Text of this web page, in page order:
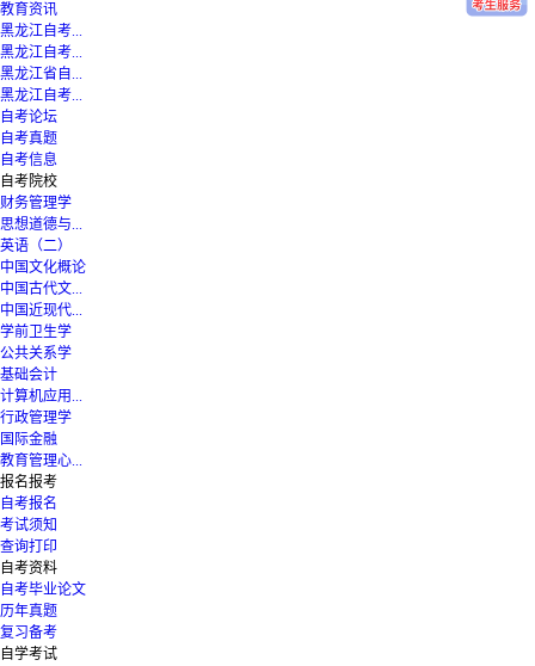
教育资讯
黑龙江自考...
黑龙江自考...
黑龙江省自...
黑龙江自考...
自考论坛
自考真题
自考信息
自考院校
财务管理学
思想道德与...
英语（二）
中国文化概论
中国古代文...
中国近现代...
学前卫生学
公共关系学
基础会计
计算机应用...
行政管理学
国际金融
教育管理心...
报名报考
自考报名
考试须知
查询打印
自考资料
自考毕业论文
历年真题
复习备考
自学考试